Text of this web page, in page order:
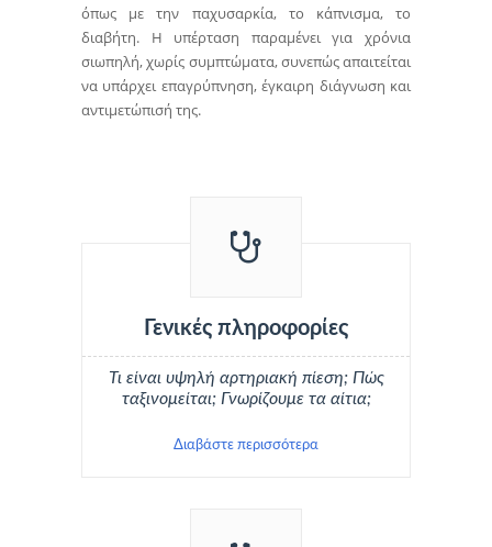
όπως με την παχυσαρκία, το κάπνισμα, το
διαβήτη. Η υπέρταση παραμένει για χρόνια
σιωπηλή, χωρίς συμπτώματα, συνεπώς απαιτείται
να υπάρχει επαγρύπνηση, έγκαιρη διάγνωση και
αντιμετώπισή της.
Γενικές πληροφορίες
Τι είναι υψηλή αρτηριακή πίεση; Πώς
ταξινομείται; Γνωρίζουμε τα αίτια;
Διαβάστε περισσότερα